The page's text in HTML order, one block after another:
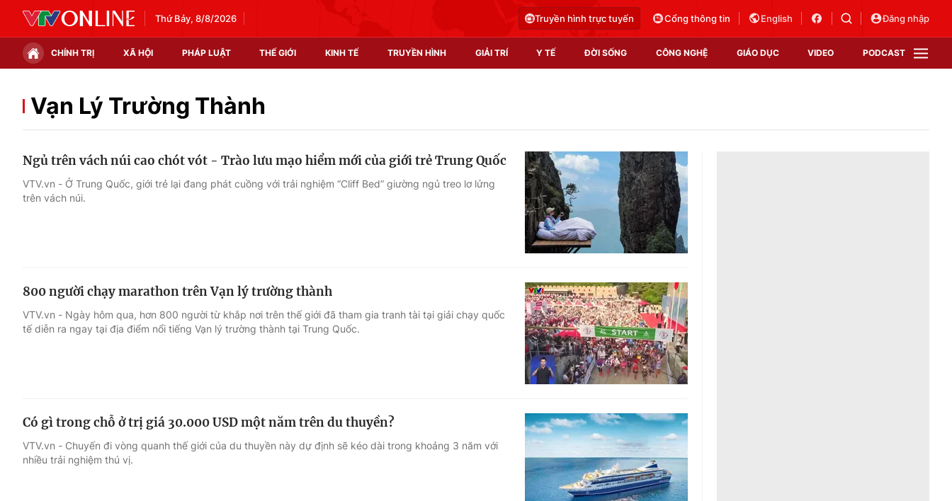
Thứ Bảy, 8/8/2026 Truyền hình trực tuyến Cổng thông tin English Đăng nhập
CHÍNH TRỊ XÃ HỘI PHÁP LUẬT THẾ GIỚI KINH TẾ TRUYỀN HÌNH GIẢI TRÍ Y TẾ ĐỜI SỐNG CÔNG NGHỆ GIÁO DỤC VIDEO PODCAST
Chính trị Xã hội
Thế giới đó đây
Video
Shorts video
Podcast
EMagazine
Photo
Infographic
Góc ảnh
Điện ảnh
Âm nhạc
Sao
Làm đẹp
Tuyển sinh
Học trực tuyến
Công nghệ
Hitech Công nghệ tương lai
Sản phẩm
Thị trường
Tư vấn
VTV Sức khoẻ
Vạn Lý Trường Thành
Ngủ trên vách núi cao chót vót - Trào lưu mạo hiểm mới của giới trẻ Trung Quốc
VTV.vn - Ở Trung Quốc, giới trẻ lại đang phát cuồng với trải nghiệm “Cliff Bed” giường ngủ treo lơ lửng
trên vách núi.
800 người chạy marathon trên Vạn lý trường thành
VTV.vn - Ngày hôm qua, hơn 800 người từ khắp nơi trên thế giới đã tham gia tranh tài tại giải chạy quốc
tế diễn ra ngay tại địa điểm nổi tiếng Vạn lý trường thành tại Trung Quốc.
Có gì trong chỗ ở trị giá 30.000 USD một năm trên du thuyền?
VTV.vn - Chuyến đi vòng quanh thế giới của du thuyền này dự định sẽ kéo dài trong khoảng 3 năm với
nhiều trải nghiệm thú vị.